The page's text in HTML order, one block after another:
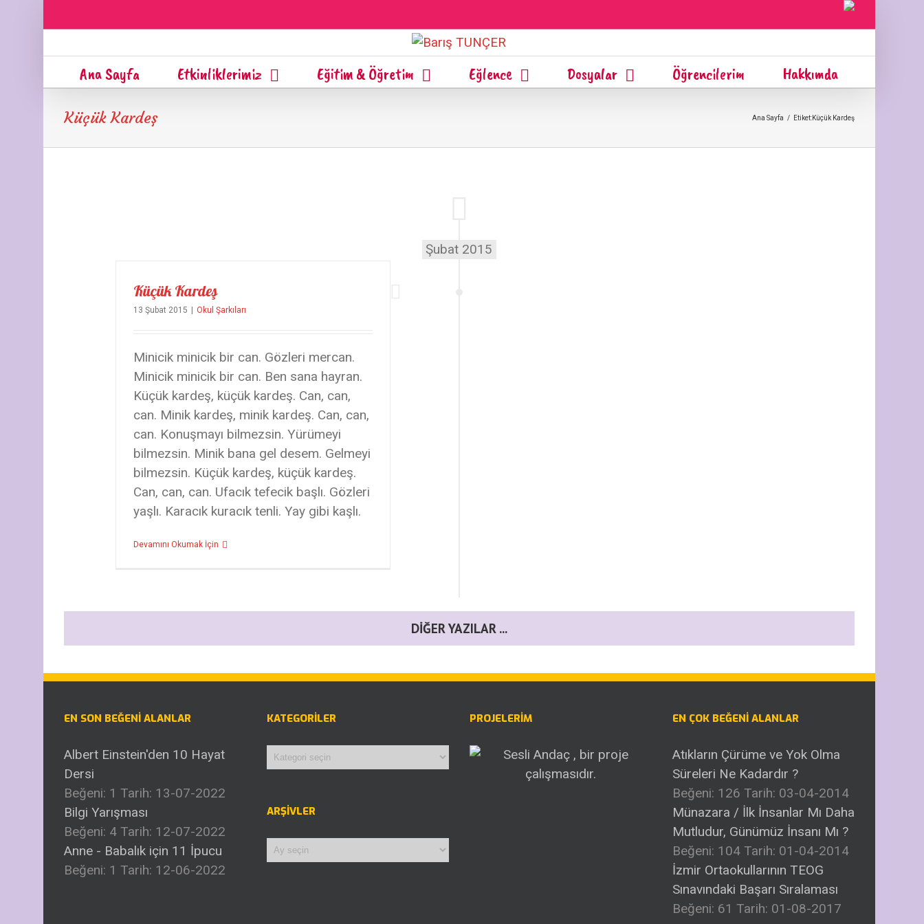
Ana Sayfa Etkinliklerimiz Eğitim & Öğretim Eğlence Dosyalar Öğrencilerim Hakkımda
Küçük Kardeş Ana Sayfa / Etiket:Küçük Kardeş
Şubat 2015
Küçük Kardeş
13 Şubat 2015 Okul Şarkıları
Minicik minicik bir can. Gözleri mercan.
Minicik minicik bir can. Ben sana hayran.
Küçük kardeş, küçük kardeş. Can, can,
can. Minik kardeş, minik kardeş. Can, can,
can. Konuşmayı bilmezsin. Yürümeyi
bilmezsin. Minik bana gel desem. Gelmeyi
bilmezsin. Küçük kardeş, küçük kardeş.
Can, can, can. Ufacık tefecik başlı. Gözleri
yaşlı. Karacık kuracık tenli. Yay gibi kaşlı.
Devamını Okumak İçin
DIĞER YAZILAR ...
EN SON BEĞENI ALANLAR
Albert Einstein'den 10 Hayat
Dersi
Beğeni: 1 Tarih: 13-07-2022
Bilgi Yarışması
Beğeni: 4 Tarih: 12-07-2022
Anne - Babalık için 11 İpucu
Beğeni: 1 Tarih: 12-06-2022
KATEGORILER
Kategoriler
ARŞIVLER
Arşivler
PROJELERİM EN ÇOK BEĞENI ALANLAR
Atıkların Çürüme ve Yok Olma
Süreleri Ne Kadardır ?
Beğeni: 126 Tarih: 03-04-2014
Münazara / İlk İnsanlar Mı Daha
Mutludur, Günümüz İnsanı Mı ?
Beğeni: 104 Tarih: 01-04-2014
İzmir Ortaokullarının TEOG
Sınavındaki Başarı Sıralaması
Beğeni: 61 Tarih: 01-08-2017